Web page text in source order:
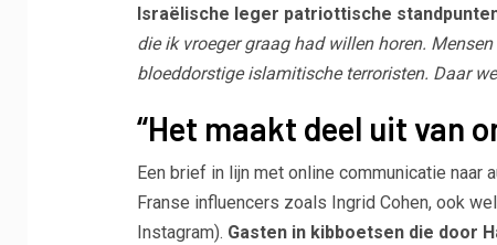
Israëlische leger patriottische
die ik vroeger graag had willen horen.
bloeddorstige islamitische terroristen. Daar
“Het maakt deel uit van
Een brief in lijn met online communicatie naar
Franse influencers zoals Ingrid Cohen, ook
Instagram). Gasten in kibboetsen die door